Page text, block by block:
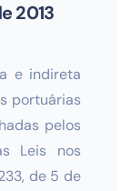
2013
e indireta
portuárias
pelos
Leis nos
de 5 de